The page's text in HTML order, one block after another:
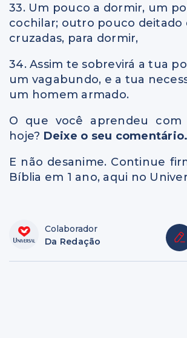
33. Um pouco a dormir, um
cochilar; outro pouco deitado
cruzadas, para dormir,
34. Assim te sobrevirá a tua
um vagabundo, e a tua
um homem armado.
O que você aprendeu
hoje? Deixe o seu comentário.
E não desanime. Continue
Bíblia em 1 ano, aqui no
Colaborador
Da Redação